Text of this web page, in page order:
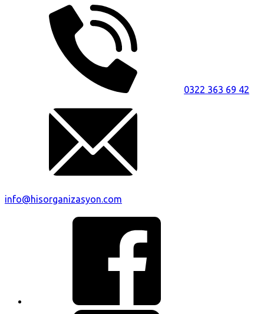
0322 363 69 42
info@hisorganizasyon.com